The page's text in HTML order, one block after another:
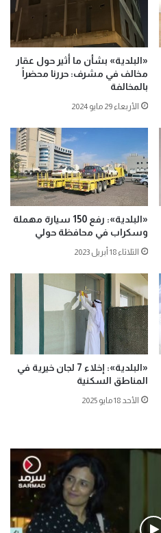
«البلدية» بشأن ما أثير حول عقار
مخالف في مشرف: حررنا محضراً
بالمخالفة
الأربعاء 29 مايو 2024
«البلدية»: رفع 150 سيارة مهملة
وسكراب في محافظة حولي
الثلاثاء 18 أبريل 2023
«البلدية»: إخلاء 7 لجان خيرية في
المناطق السكنية
الأحد 18 مايو 2025